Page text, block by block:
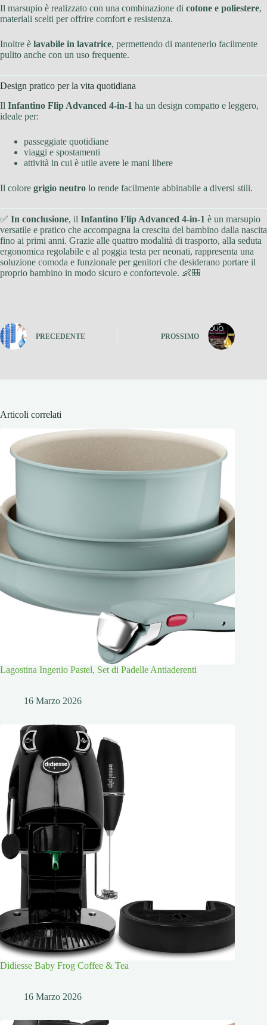
Il marsupio è realizzato con una combinazione di cotone e poliestere,
materiali scelti per offrire comfort e resistenza.
Inoltre è lavabile in lavatrice, permettendo di mantenerlo facilmente
pulito anche con un uso frequente.
Design pratico per la vita quotidiana
Il Infantino Flip Advanced 4-in-1 ha un design compatto e leggero,
ideale per:
passeggiate quotidiane
viaggi e spostamenti
attività in cui è utile avere le mani libere
Il colore grigio neutro lo rende facilmente abbinabile a diversi stili.
✅ In conclusione, il Infantino Flip Advanced 4-in-1 è un marsupio
versatile e pratico che accompagna la crescita del bambino dalla nascita
fino ai primi anni. Grazie alle quattro modalità di trasporto, alla seduta
ergonomica regolabile e al poggia testa per neonati, rappresenta una
soluzione comoda e funzionale per genitori che desiderano portare il
proprio bambino in modo sicuro e confortevole. 👶🎒
PRECEDENTE PROSSIMO
Articoli correlati
Lagostina Ingenio Pastel, Set di Padelle Antiaderenti
16 Marzo 2026
Didiesse Baby Frog Coffee & Tea
16 Marzo 2026